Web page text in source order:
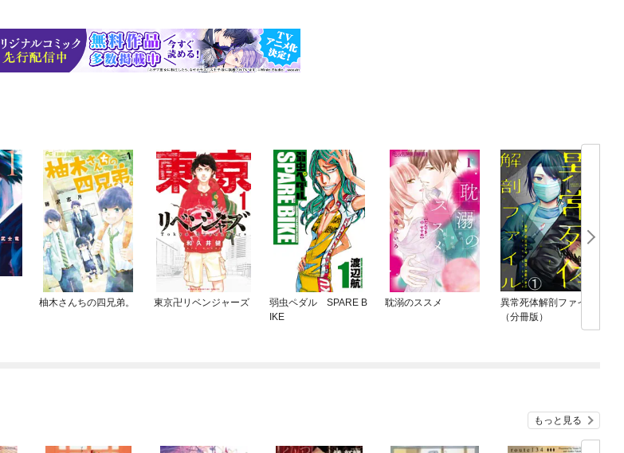
柚木さんちの四兄弟。 東京卍リベンジャーズ
弱虫ペダル SPARE B
IKE
耽溺のススメ
異常死体解剖ファイル
（分冊版）
もっと見る